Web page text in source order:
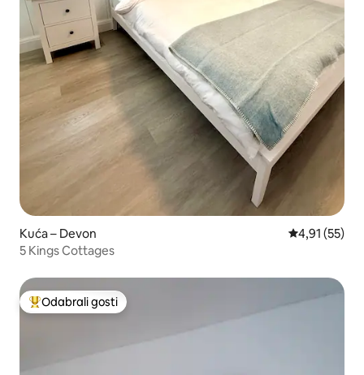
Kuća – Devon Prosječna
4,91 (55)
5 Kings Cottages
Među najviše rangiranima s oznakom „Odabrali gosti”
Odabrali gosti